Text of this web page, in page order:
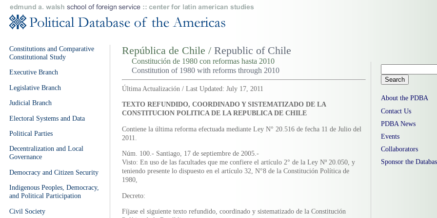
República de Chile / Republic of Chile
Constitución de 1980 con reformas hasta 2010
Constitution of 1980 with reforms through 2010
Última Actualización / Last Updated: July 17, 2011
TEXTO REFUNDIDO, COORDINADO Y SISTEMATIZADO DE LA
CONSTITUCION POLITICA DE LA REPUBLICA DE CHILE
Contiene la última reforma efectuada mediante Ley N° 20.516 de fecha 11 de Julio del
2011.
Núm. 100.- Santiago, 17 de septiembre de 2005.-
Visto: En uso de las facultades que me confiere el artículo 2° de la Ley Nº 20.050, y
teniendo presente lo dispuesto en el artículo 32, N°8 de la Constitución Política de
1980,
Decreto:
Fíjase el siguiente texto refundido, coordinado y sistematizado de la Constitución
Constitutions and Comparative
Constitutional Study
Executive Branch
Legislative Branch
Judicial Branch
Electoral Systems and Data
Political Parties
Decentralization and Local
Governance
Democracy and Citizen Security
Indigenous Peoples, Democracy,
and Political Participation
Civil Society
About the PDBA
Contact Us
PDBA News
Events
Collaborators
Sponsor the